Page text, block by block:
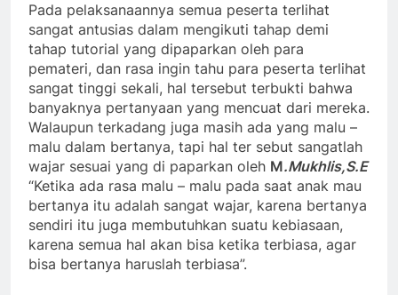
Pada pelaksanaannya semua peserta terlihat
sangat antusias dalam mengikuti tahap demi
tahap tutorial yang dipaparkan oleh para
pemateri, dan rasa ingin tahu para peserta terlihat
sangat tinggi sekali, hal tersebut terbukti bahwa
banyaknya pertanyaan yang mencuat dari mereka.
Walaupun terkadang juga masih ada yang malu –
malu dalam bertanya, tapi hal ter sebut sangatlah
wajar sesuai yang di paparkan oleh M.Mukhlis,S.E
“Ketika ada rasa malu – malu pada saat anak mau
bertanya itu adalah sangat wajar, karena bertanya
sendiri itu juga membutuhkan suatu kebiasaan,
karena semua hal akan bisa ketika terbiasa, agar
bisa bertanya haruslah terbiasa”.